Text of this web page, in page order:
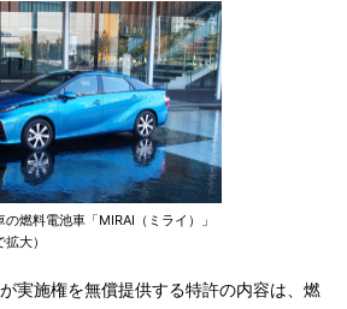
の燃料電池車「MIRAI（ミライ）」
拡大）
実施権を無償提供する特許の内容は、燃